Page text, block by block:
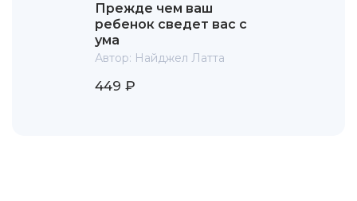
Прежде чем ваш
ребенок сведет вас с
ума
Автор: Найджел Латта
449 ₽